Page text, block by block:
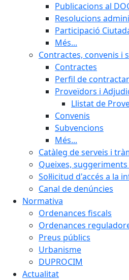
Publicacions al
Resolucions
Participació
Més...
Contractes, convenis i
Contractes
Perfil de
Proveïdors i
Llistat de
Convenis
Subvencions
Més...
Catàleg de serveis i
Queixes,
Sol·licitud d'accés a la
Canal de denúncies
Normativa
Ordenances fiscals
Ordenances
Preus públics
Urbanisme
DUPROCIM
Actualitat